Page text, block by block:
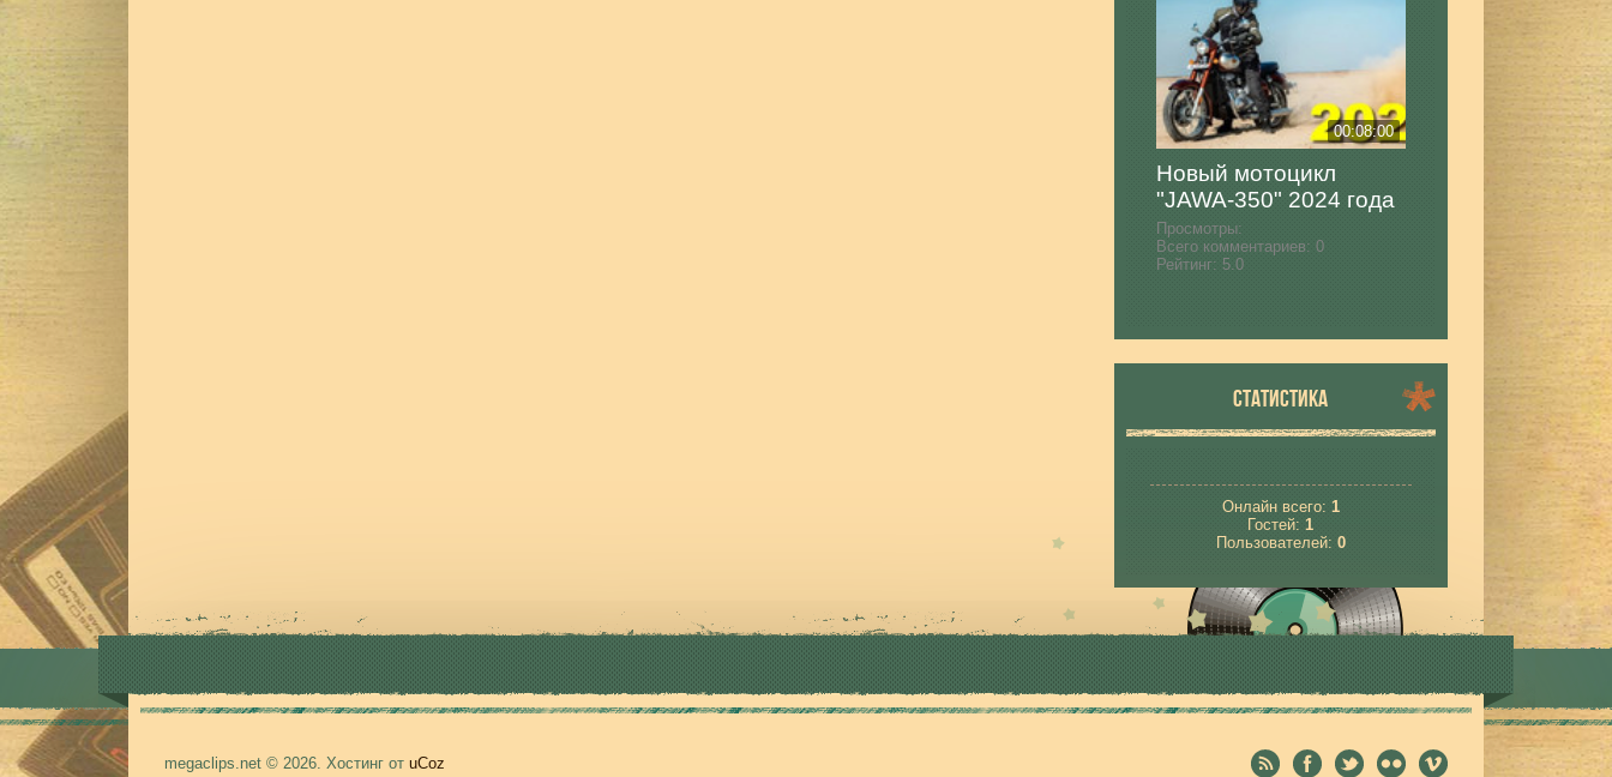
00:08:00
Новый мотоцикл
"JAWA-350" 2024 года
Просмотры:
Всего комментариев: 0
Рейтинг: 5.0
СТАТИСТИКА
Онлайн всего: 1
Гостей:1
Пользователей: 0
megaclips.net © 2026. Хостинг от uCoz